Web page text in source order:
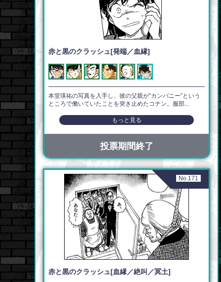
赤と黒のクラッシュ[発端／血縁]
本堂瑛祐の写真を入手し、彼の父親が“カンパニー”という
ところで働いていたことを突き止めたコナン。服部...
もっと見る
投票期間終了
No.171
赤と黒のクラッシュ[血縁／絶叫／冥土]